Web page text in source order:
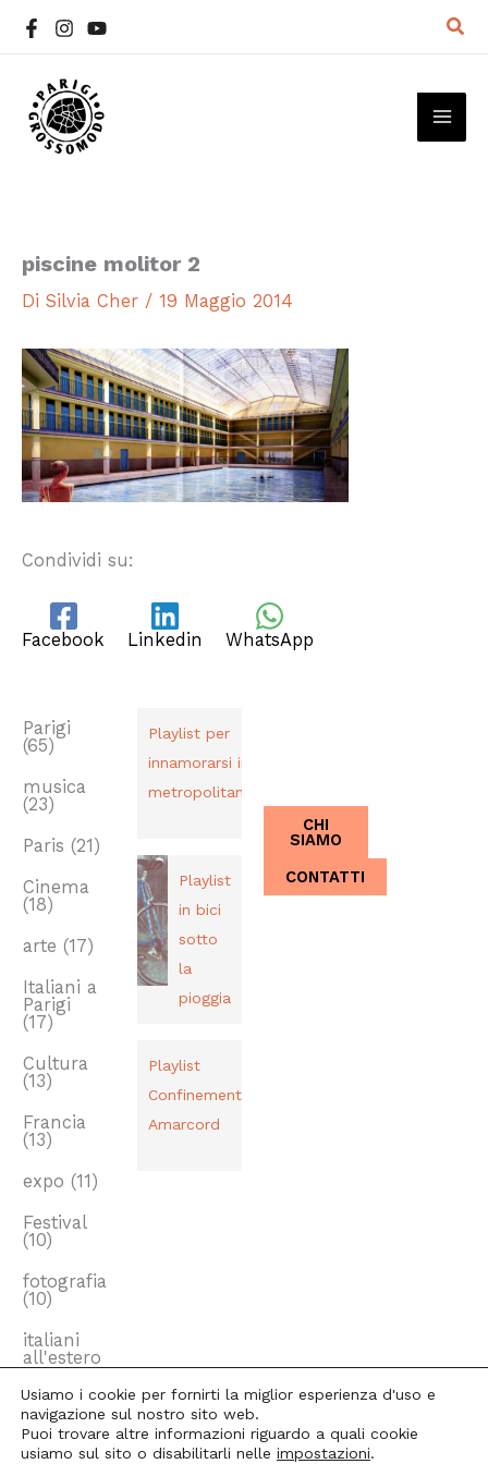
piscine molitor 2
Di Silvia Cher / 19 Maggio 2014
Condividi su:
Facebook Linkedin WhatsApp
CHI
SIAMO
CONTATTI
Playlist per
innamorarsi in
metropolitana
Playlist
in bici
sotto
la
pioggia
Playlist
Confinement
Amarcord
Parigi
(65)
musica
(23)
Paris(21)
Cinema
(18)
arte(17)
Italiani a
Parigi
(17)
Cultura
(13)
Francia
(13)
expo(11)
Festival
(10)
fotografia
(10)
italiani
all'estero
(10)
Usiamo i cookie per fornirti la miglior esperienza d'uso e
navigazione sul nostro sito web.
Puoi trovare altre informazioni riguardo a quali cookie
usiamo sul sito o disabilitarli nelle impostazioni.